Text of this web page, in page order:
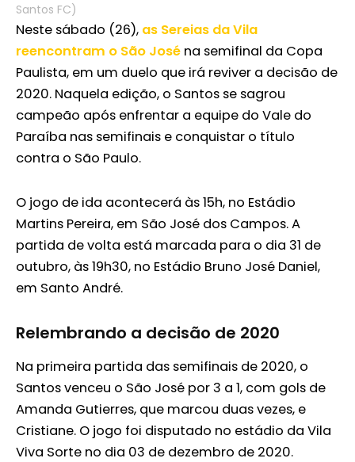
Santos FC)
Neste sábado (26), as Sereias da Vila
reencontram o São José na semifinal da Copa
Paulista, em um duelo que irá reviver a decisão de
2020. Naquela edição, o Santos se sagrou
campeão após enfrentar a equipe do Vale do
Paraíba nas semifinais e conquistar o título
contra o São Paulo.
O jogo de ida acontecerá às 15h, no Estádio
Martins Pereira, em São José dos Campos. A
partida de volta está marcada para o dia 31 de
outubro, às 19h30, no Estádio Bruno José Daniel,
em Santo André.
Relembrando a decisão de 2020
Na primeira partida das semifinais de 2020, o
Santos venceu o São José por 3 a 1, com gols de
Amanda Gutierres, que marcou duas vezes, e
Cristiane. O jogo foi disputado no estádio da Vila
Viva Sorte no dia 03 de dezembro de 2020.